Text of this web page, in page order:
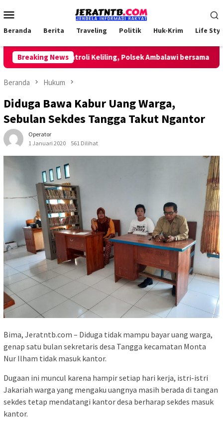
ke
Mobile
Beranda Berita Traveling Politik Huk-Krim Life
Breaking News
Lakukan Patroli Keliling, Polsek Ambalawi bersama TNI dan
Beranda Hukum
Diduga Bawa Kabur Uang Warga,
Sebulan Sekdes Tangga Takut Ngantor
Operator
1 Januari 2020
561 Dilihat
Bima, Jeratntb.com – Diduga tidak mampu bayar uang warga,
genap satu bulan sekretaris desa Tangga kecamatan Monta
Nur Ilham tidak masuk kantor.
Dugaan ini muncul karena hampir setiap hari kerja, istri-istri
Jakariah warga yang mengaku uangnya masih berada di tangan
sekdes tetap mendatangi kantor desa berharap sekdes masuk
kantor.